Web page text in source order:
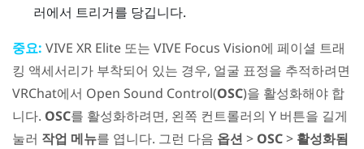
러에서 트리거를 당깁니다.
중요: VIVE XR Elite 또는 VIVE Focus Vision에 페이셜 트래
킹 액세서리가 부착되어 있는 경우, 얼굴 표정을 추적하려면
VRChat에서 Open Sound Control(OSC)을 활성화해야 합
니다. OSC를 활성화하려면, 왼쪽 컨트롤러의 Y 버튼을 길게
눌러 작업 메뉴를 엽니다. 그런 다음 옵션 > OSC> 활성화됨